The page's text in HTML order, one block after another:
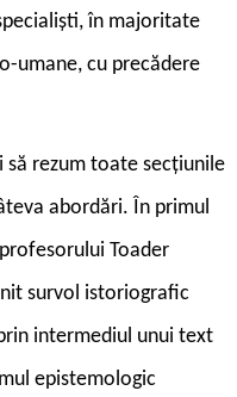
în majoritate
umane, cu precădere
să rezum toate secțiunile
abordări. În primul
Toader
survol istoriografic
intermediul unui text
epistemologic